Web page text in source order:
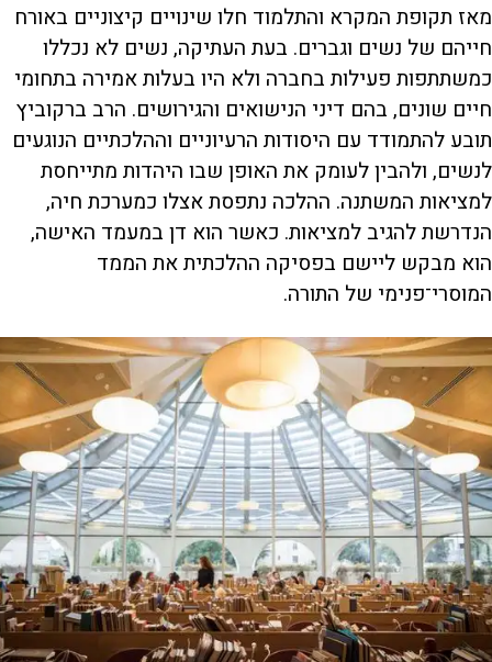
מאז תקופת המקרא והתלמוד חלו שינויים קיצוניים באורח
חייהם של נשים וגברים. בעת העתיקה, נשים לא נכללו
כמשתתפות פעילות בחברה ולא היו בעלות אמירה בתחומי
חיים שונים, בהם דיני הנישואים והגירושים. הרב ברקוביץ
תובע להתמודד עם היסודות הרעיוניים וההלכתיים הנוגעים
לנשים, ולהבין לעומק את האופן שבו היהדות מתייחסת
למציאות המשתנה. ההלכה נתפסת אצלו כמערכת חיה,
הנדרשת להגיב למציאות. כאשר הוא דן במעמד האישה,
הוא מבקש ליישם בפסיקה ההלכתית את הממד
המוסרי־פנימי של התורה.